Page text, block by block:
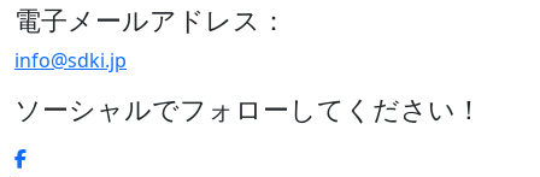
電子メールアドレス：
info@sdki.jp
ソーシャルでフォローしてください！